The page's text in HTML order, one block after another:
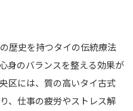
歴史を持つタイの伝統療法
身のバランスを整える効果が
区には、質の高いタイ古式
、仕事の疲労やストレス解